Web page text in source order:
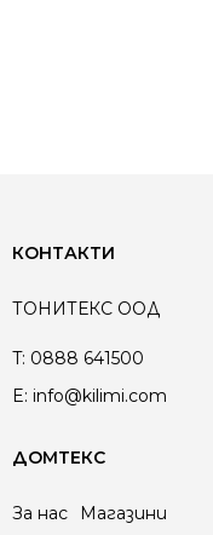
КОНТАКТИ
ТОНИТЕКС ООД
T: 0888 641500
E: info@kilimi.com
ДОМТЕКС
За нас Магазини